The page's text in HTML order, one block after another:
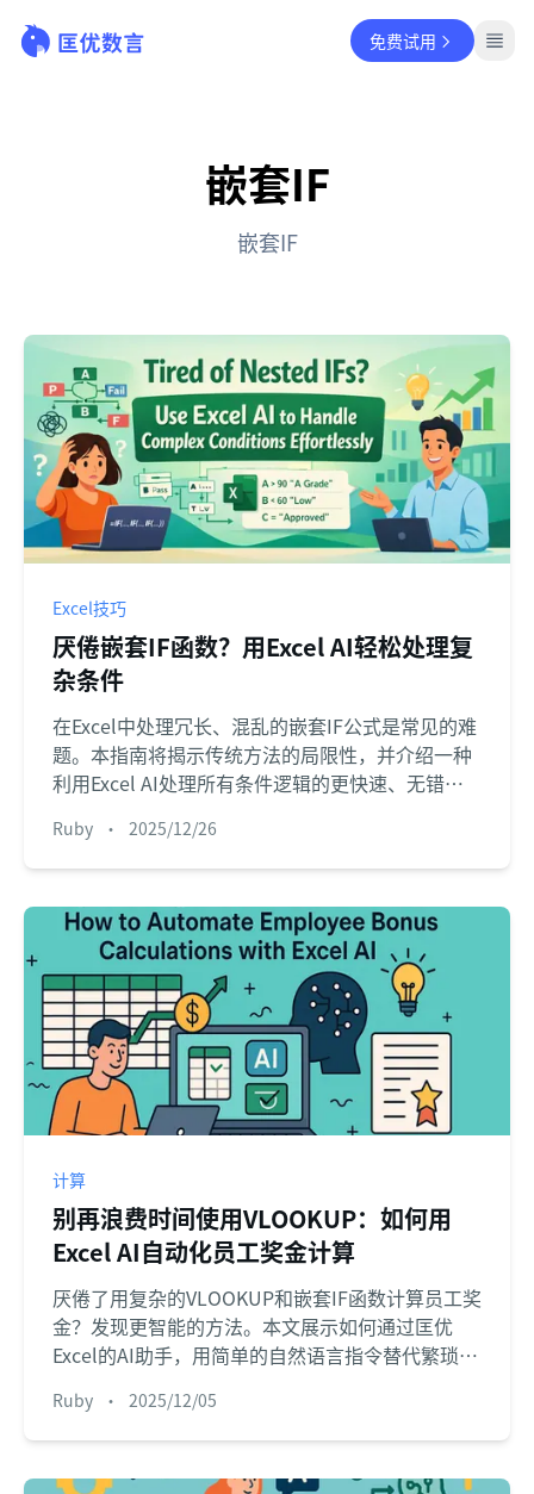
免费试用
嵌套IF
嵌套IF
Excel技巧
厌倦嵌套IF函数？用Excel AI轻松处理复
杂条件
在Excel中处理冗长、混乱的嵌套IF公式是常见的难
题。本指南将揭示传统方法的局限性，并介绍一种
利用Excel AI处理所有条件逻辑的更快速、无错误
Ruby • 2025/12/26
计算
别再浪费时间使用VLOOKUP：如何用
Excel AI自动化员工奖金计算
厌倦了用复杂的VLOOKUP和嵌套IF函数计算员工奖
金？发现更智能的方法。本文展示如何通过匡优
Excel的AI助手，用简单的自然语言指令替代繁琐的
Ruby • 2025/12/05